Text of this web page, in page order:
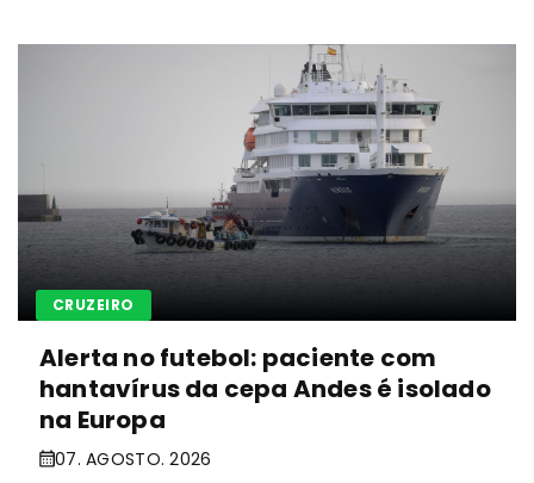
CRUZEIRO
Alerta no futebol: paciente com
hantavírus da cepa Andes é isolado
na Europa
07. AGOSTO. 2026